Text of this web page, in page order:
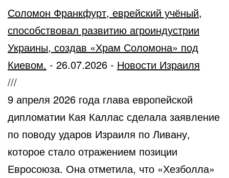
Соломон Франкфурт, еврейский учёный,
способствовал развитию агроиндустрии
Украины, создав «Храм Соломона» под
Киевом. - 26.07.2026 - Новости Израиля
///
9 апреля 2026 года глава европейской
дипломатии Кая Каллас сделала заявление
по поводу ударов Израиля по Ливану,
которое стало отражением позиции
Евросоюза. Она отметила, что «Хезболла»